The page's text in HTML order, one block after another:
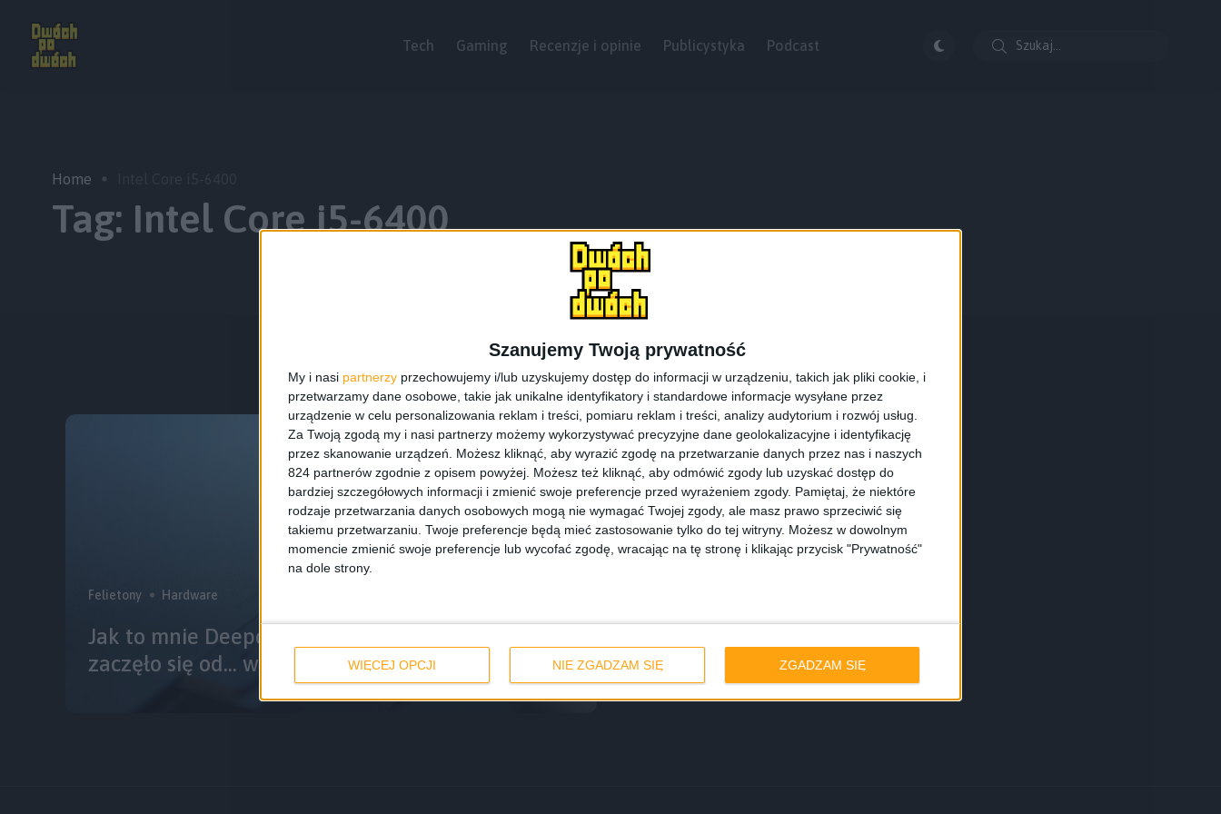
Szanujemy Twoją prywatność
My i nasi partnerzy przechowujemy i/lub uzyskujemy dostęp do informacji w urządzeniu, takich jak pliki cookie, i
przetwarzamy dane osobowe, takie jak unikalne identyfikatory i standardowe informacje wysyłane przez
urządzenie w celu personalizowania reklam i treści, pomiaru reklam i treści, analizy audytorium i rozwój usług.
Za Twoją zgodą my i nasi partnerzy możemy wykorzystywać precyzyjne dane geolokalizacyjne i identyfikację
przez skanowanie urządzeń. Możesz kliknąć, aby wyrazić zgodę na przetwarzanie danych przez nas i naszych
824 partnerów zgodnie z opisem powyżej. Możesz też kliknąć, aby odmówić zgody lub uzyskać dostęp do
bardziej szczegółowych informacji i zmienić swoje preferencje przed wyrażeniem zgody. Pamiętaj, że niektóre
rodzaje przetwarzania danych osobowych mogą nie wymagać Twojej zgody, ale masz prawo sprzeciwić się
takiemu przetwarzaniu. Twoje preferencje będą mieć zastosowanie tylko do tej witryny. Możesz w dowolnym
momencie zmienić swoje preferencje lub wycofać zgodę, wracając na tę stronę i klikając przycisk "Prywatność"
na dole strony.
WIĘCEJ OPCJI NIE ZGADZAM SIĘ ZGADZAM SIĘ
Tech Gaming Recenzje i opinie Publicystyka Podcast
Home
Tag: Intel Core i5-6400
Felietony Hardware
Jak to mnie Deepcool zaskoczył. A wszystko
zaczęło się od… wtyczki